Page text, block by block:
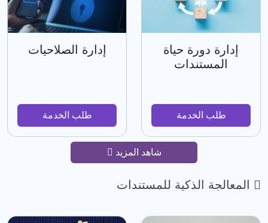
إدارة دورة حياة
المستندات
طلب الخدمة
إدارة الصلاحيات
طلب الخدمة
شاهد المزيد
المعالجة الذكية للمستندات